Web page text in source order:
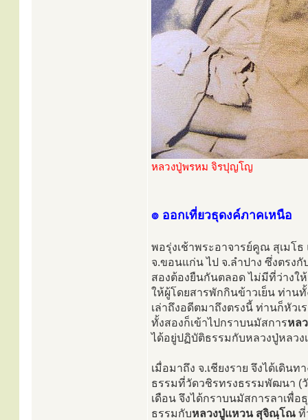
หลวงปู่พรหม จิรปุญโญ
๏ ออกเที่ยวธุดงค์ภาคเหนือ
พอรุ่งเช้าพระอาจารย์คูณ สุเมโ
จ.ขอนแก่น ไป จ.ลำปาง ซึ่งตรง
สองต้องยืนกันตลอด ไม่มีที่ว่างใ
ให้ผู้โดยสารพักกินข้าวเย็น ท่าน
เล่าถึงอดีตมาถึงตรงนี้ ท่านก็หัวเ
ทั้งสองก็เข้าไปกราบนมัสการหล
ได้อยู่ปฏิบัติธรรมกับหลวงปู่หลวง
เมื่อมาถึง จ.เชียงราย จึงได้เดิน
ธรรมที่วัดวชิรทรงธรรมพัฒนา (วั
เดือน จึงได้กราบนมัสการลาเพื่
ธรรมกับหลวงปู่แหวน สุจิณฺโณ ที่